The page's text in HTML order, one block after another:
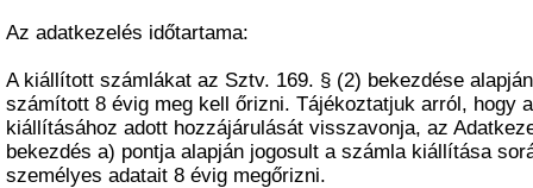
Az adatkezelés időtartama:
A kiállított számlákat az Sztv. 169. § (2) bekezdése
számított 8 évig meg kell őrizni. Tájékoztatjuk arról, hogy
kiállításához adott hozzájárulását visszavonja, az
bekezdés a) pontja alapján jogosult a számla kiállítása
személyes adatait 8 évig megőrizni.